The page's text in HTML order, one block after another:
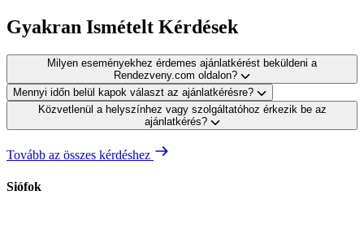
Gyakran Ismételt Kérdések
Milyen eseményekhez érdemes ajánlatkérést beküldeni a
Rendezveny.com oldalon?
Mennyi időn belül kapok választ az ajánlatkérésre?
Közvetlenül a helyszínhez vagy szolgáltatóhoz érkezik be az
ajánlatkérés?
Tovább az összes kérdéshez
Siófok